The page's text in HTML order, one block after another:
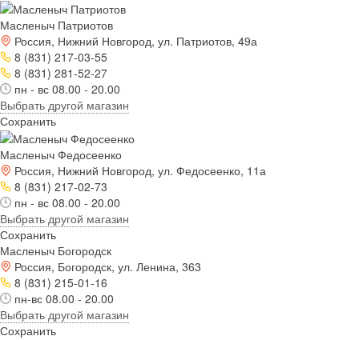
Масленыч Патриотов
Россия, Нижний Новгород, ул. Патриотов, 49а
8 (831) 217-03-55
8 (831) 281-52-27
пн - вс 08.00 - 20.00
Выбрать другой магазин
Сохранить
Масленыч Федосеенко
Россия, Нижний Новгород, ул. Федосеенко, 11а
8 (831) 217-02-73
пн - вс 08.00 - 20.00
Выбрать другой магазин
Сохранить
Масленыч Богородск
Россия, Богородск, ул. Ленина, 363
8 (831) 215-01-16
пн-вс 08.00 - 20.00
Выбрать другой магазин
Сохранить